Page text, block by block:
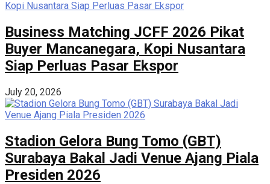
Business Matching JCFF 2026 Pikat
Buyer Mancanegara, Kopi Nusantara
Siap Perluas Pasar Ekspor
July 20, 2026
Stadion Gelora Bung Tomo (GBT)
Surabaya Bakal Jadi Venue Ajang Piala
Presiden 2026